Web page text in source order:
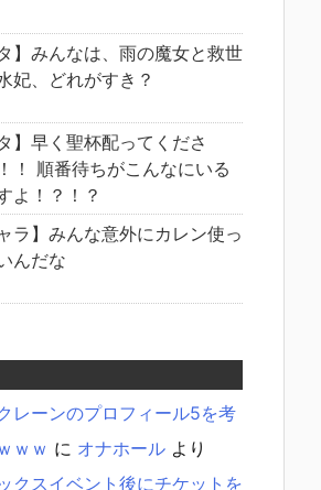
タ】みんなは、雨の魔女と救世
妃、どれがすき？
タ】早く聖杯配ってくださ
！ 順番待ちがこんなにいる
よ！？！？
ャラ】みんな意外にカレン使っ
んだな
レーンのプロフィール5を考
ｗｗ に オナホール より
クスイベント後にチケットを